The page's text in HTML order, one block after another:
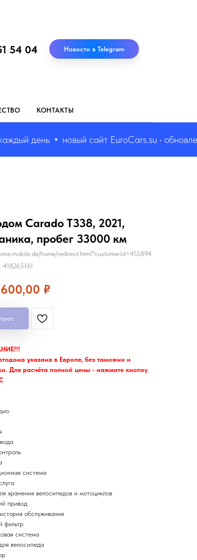
54 04 Новости в Telegram
КОНТАКТЫ
день новый сайт EuroCars.su •
Carado T338, 2021,
пробег 33000 км
home/redirect.html?customerId=455894
418265161
₽
указана в Европе, без таможни и
Для расчёта полной цены - нажмите кнопку
система
хранения велосипедов и мотоциклов
привод
обслуживания
фильтр
система
велосипеда